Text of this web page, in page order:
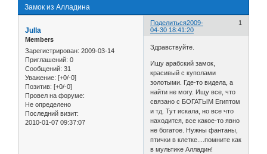
Замок из Алладина
Поделиться 1
2009-
04-30 18:41:20
Julla
Members
Зарегистрирован: 2009-03-14
Приглашений: 0
Сообщений: 31
Уважение: [+0/-0]
Позитив: [+0/-0]
Провел на форуме:
Не определено
Последний визит:
2010-01-07 09:37:07
Здравствуйте.
Ищу арабский замок,
красивый с куполами
золотыми. Где-то видела, а
найти не могу. Ищу все, что
связано с БОГАТЫМ Египтом
и тд. Тут искала, но все что
находится, все какое-то явно
не богатое. Нужны фантаны,
птички в клетке....помните как
в мультике Алладин!